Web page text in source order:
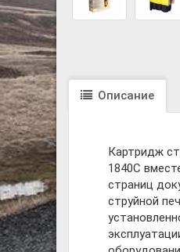
Описание
Картридж
1840C
страниц
струйной